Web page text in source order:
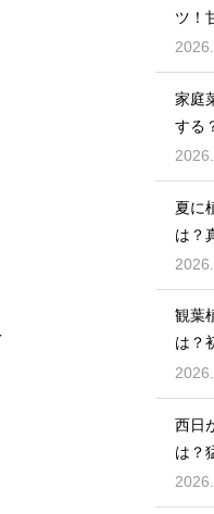
ツ！
家庭
する
夏に
は？
観葉
は？
を紹
西日
は？